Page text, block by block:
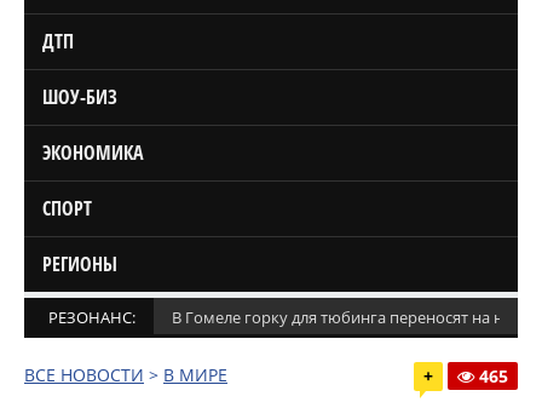
ДТП
ШОУ-БИЗ
ЭКОНОМИКА
СПОРТ
РЕГИОНЫ
РЕЗОНАНС: В Гомеле горку для тюбинга переносят на
ВСЕ НОВОСТИ > В МИРЕ + 465